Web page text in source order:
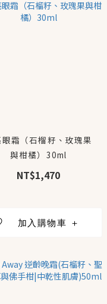
霜（石榴籽、玫瑰果
與柑橘）30ml
NT$1,470